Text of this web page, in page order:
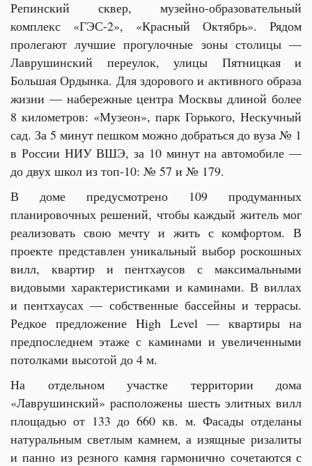
Репинский сквер, музейно-образовательный
комплекс «ГЭС-2», «Красный Октябрь». Рядом
пролегают лучшие прогулочные зоны столицы —
Лаврушинский переулок, улицы Пятницкая и
Большая Ордынка. Для здорового и активного образа
жизни — набережные центра Москвы длиной более
8 километров: «Музеон», парк Горького, Нескучный
сад. За 5 минут пешком можно добраться до вуза № 1
в России НИУ ВШЭ, за 10 минут на автомобиле —
до двух школ из топ-10: № 57 и № 179.
В доме предусмотрено 109 продуманных
планировочных решений, чтобы каждый житель мог
реализовать свою мечту и жить с комфортом. В
проекте представлен уникальный выбор роскошных
вилл, квартир и пентхаусов с максимальными
видовыми характеристиками и каминами. В виллах
и пентхаусах — собственные бассейны и террасы.
Редкое предложение High Level — квартиры на
предпоследнем этаже с каминами и увеличенными
потолками высотой до 4 м.
На отдельном участке территории дома
«Лаврушинский» расположены шесть элитных вилл
площадью от 133 до 660 кв. м. Фасады отделаны
натуральным светлым камнем, а изящные ризалиты
и панно из резного камня гармонично сочетаются с